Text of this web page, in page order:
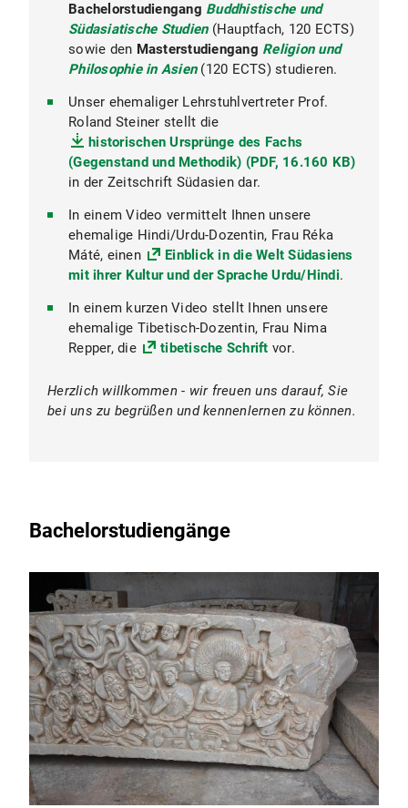
Bachelorstudiengang Buddhistische und
Südasiatische Studien(Hauptfach, 120 ECTS)
sowie den Masterstudiengang Religion und
Philosophie in Asien(120 ECTS) studieren.
Unser ehemaliger Lehrstuhlvertreter Prof.
Roland Steiner stellt die
historischen Ursprünge des Fachs
(Gegenstand und Methodik) (PDF, 16.160 KB)
in der Zeitschrift Südasien dar.
In einem Video vermittelt Ihnen unsere
ehemalige Hindi/Urdu-Dozentin, Frau Réka
Máté, einen
Einblick in die Welt Südasiens
mit ihrer Kultur und der Sprache Urdu/Hindi.
In einem kurzen Video stellt Ihnen unsere
ehemalige Tibetisch-Dozentin, Frau Nima
Repper, die
tibetische Schrift vor.
Herzlich willkommen - wir freuen uns darauf, Sie
bei uns zu begrüßen und kennenlernen zu können.
LSF
BachelorstudiengangBuddhistische und
Südasiatische Studien Dr. Athanaric Huard
MasterstudiengangReligion und Philosophie in
Asien
Nicole Terzová
Auslandsstudienberatung des International
Office
ERASMUS+-Programms
Studien- und Erasmus-Büro der Fakultät
für Kulturwissenschaften
LMUexchange
Prof.
Vincent Tournier Prof. Jörg Heimbel Prof. Simon
Cubelic
Dr. Elisa Ganser
Bachelorstudiengänge